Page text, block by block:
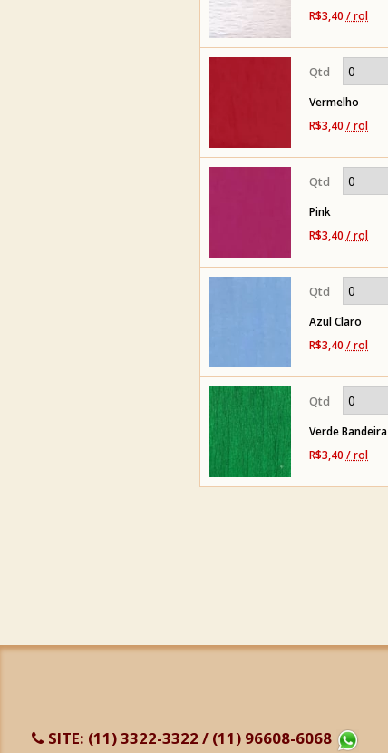
R$3,40 / rol
Vermelho
R$3,40 / rol
Pink
R$3,40 / rol
Azul Claro
R$3,40 / rol
Verde Bandeira
R$3,40 / rol
SITE: (11) 3322-3322 / (11) 96608-6068